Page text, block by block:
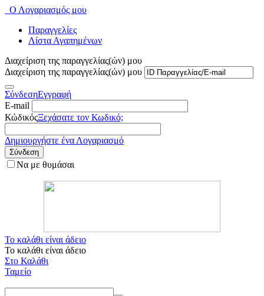
Ο Λογαριασμός μου
Παραγγελίες
Λίστα Αγαπημένων
Διαχείριση της παραγγελίας(ών) μου
Διαχείριση της παραγγελίας(ών) μου
ΣύνδεσηΕγγραφή
E-mail
ΚώδικόςΞεχάσατε τον Κωδικό;
Δημιουργήστε ένα Λογαριασμό
Σύνδεση
Να με θυμάσαι
Το καλάθι είναι άδειο
Το καλάθι είναι άδειο
Στο Καλάθι
Ταμείο